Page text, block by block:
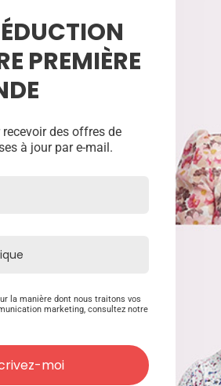
Produits
PREMIÈRE
recevoir des offres de
à jour par e-mail.
la manière dont nous traitons vos
marketing, consultez notre
moi